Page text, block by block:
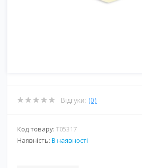
Відгуки: (0)
Код товару: T05317
Наявність: В наявності